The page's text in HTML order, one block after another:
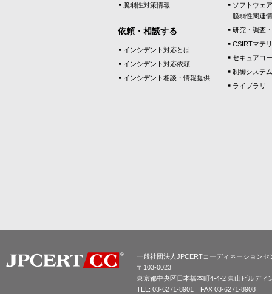
脆弱性対策情報
依頼・相談する
インシデント対応とは
インシデント対応依頼
インシデント相談・情報提供
ソフトウェ
脆弱性関連
研究・調査
CSIRTマテ
セキュアコ
制御システ
ライブラリ
一般社団法人JPCERTコーディネーションセ
〒103-0023
東京都中央区日本橋本町4-4-2 東山ビルディ
TEL: 03-6271-8901 FAX 03-6271-8908